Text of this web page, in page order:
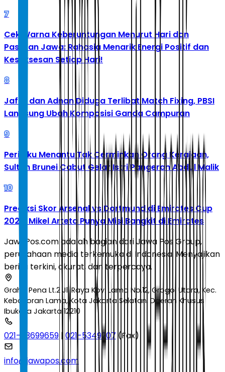
7
Cek Warna Keberuntungan Menurut Hari dan
Pasaran Jawa: Rahasia Menarik Energi Positif dan
Kesuksesan Setiap Hari!
8
Jafar dan Adnan Diduga Terlibat Match Fixing, PBSI
Langsung Ubah Komposisi Ganda Campuran
9
Perilaku Menantu Tak Cerminkan Orang Kerajaan,
Sultan Brunei Cabut Gelar Istri Pangeran Abdul Malik
10
Prediksi Skor Arsenal vs Dortmund di Emirates Cup
2026: Mikel Arteta Punya Misi Bangkit di Emirates
JawaPos.com adalah bagian dari Jawa Pos Group,
perusahaan media terkemuka di Indonesia. Menyajikan
berita terkini, akurat, dan terpercaya.
Graha Pena Lt.2 Jl. Raya Kby. Lama No.12, Grogol Utara, Kec.
Kebayoran Lama, Kota Jakarta Selatan, Daerah Khusus
Ibukota Jakarta 12210
021-53699659 | 021-5349207 (Fax)
info@jawapos.com